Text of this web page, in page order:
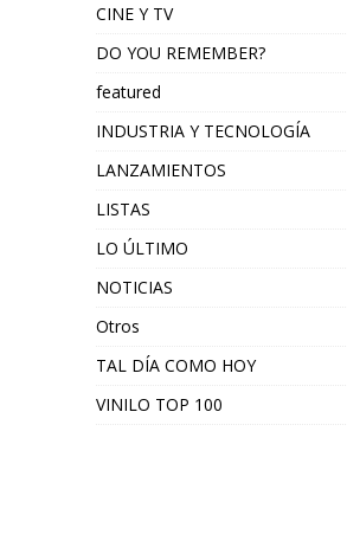
CINE Y TV
DO YOU REMEMBER?
featured
INDUSTRIA Y TECNOLOGÍA
LANZAMIENTOS
LISTAS
LO ÚLTIMO
NOTICIAS
Otros
TAL DÍA COMO HOY
VINILO TOP 100